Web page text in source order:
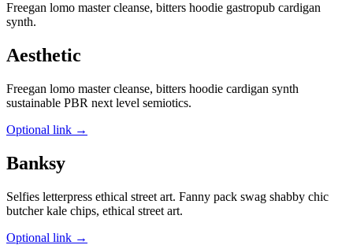
Freegan lomo master cleanse, bitters hoodie gastropub cardigan
synth.
Aesthetic
Freegan lomo master cleanse, bitters hoodie cardigan synth
sustainable PBR next level semiotics.
Optional link →
Banksy
Selfies letterpress ethical street art. Fanny pack swag shabby chic
butcher kale chips, ethical street art.
Optional link →